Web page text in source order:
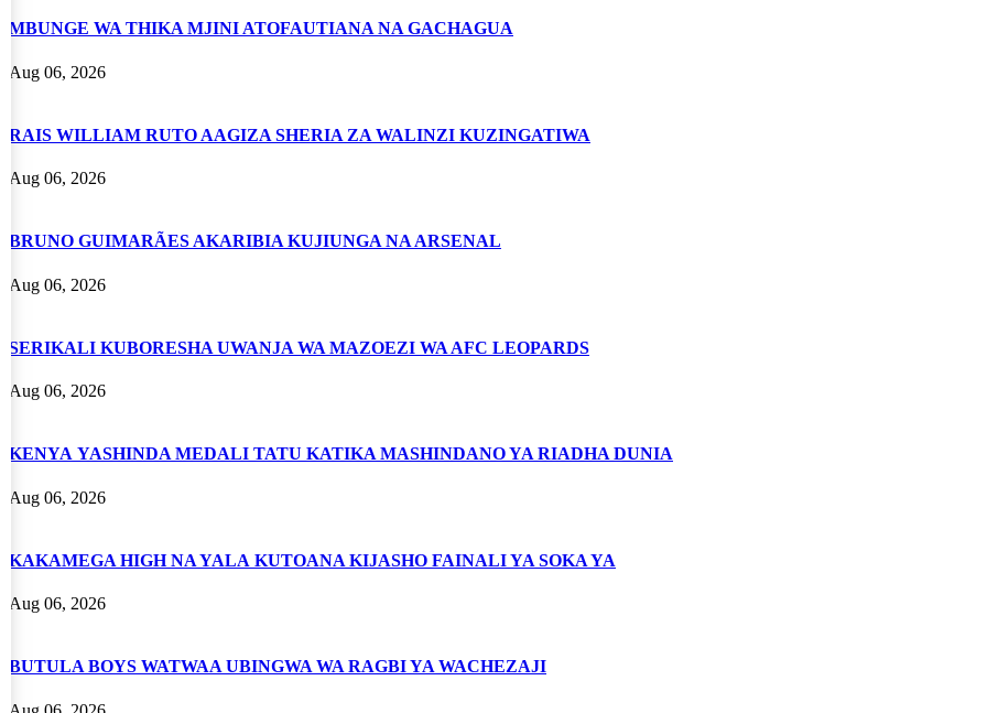
MBUNGE WA THIKA MJINI ATOFAUTIANA NA GACHAGUA
Aug 06, 2026
RAIS WILLIAM RUTO AAGIZA SHERIA ZA WALINZI KUZINGATIWA
Aug 06, 2026
BRUNO GUIMARÃES AKARIBIA KUJIUNGA NA ARSENAL
Aug 06, 2026
SERIKALI KUBORESHA UWANJA WA MAZOEZI WA AFC LEOPARDS
Aug 06, 2026
KENYA YASHINDA MEDALI TATU KATIKA MASHINDANO YA RIADHA DUNIA
Aug 06, 2026
KAKAMEGA HIGH NA YALA KUTOANA KIJASHO FAINALI YA SOKA YA
Aug 06, 2026
BUTULA BOYS WATWAA UBINGWA WA RAGBI YA WACHEZAJI